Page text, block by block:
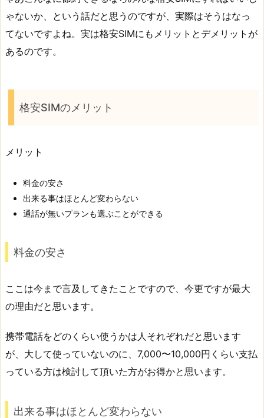
ゃないか、という話だと思うのですが、実際はそうはなっ
てないですよね。実は格安SIMにもメリットとデメリットが
あるのです。
格安SIMのメリット
メリット
料金の安さ
出来る事はほとんど変わらない
通話が無いプランも選ぶことができる
料金の安さ
ここは今まで言及してきたことですので、今更ですが最大
の理由だと思います。
携帯電話をどのくらい使うかは人それぞれだと思います
が、大して使っていないのに、7,000〜10,000円くらい支払
っている方は検討して頂いた方がお得かと思います。
出来る事はほとんど変わらない